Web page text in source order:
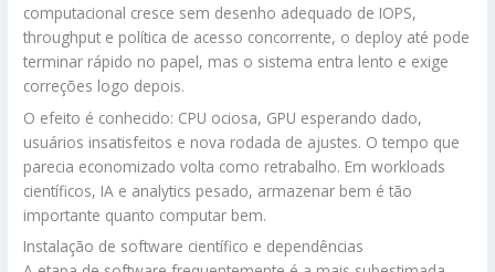
computacional cresce sem desenho adequado de IOPS,
throughput e política de acesso concorrente, o deploy até pode
terminar rápido no papel, mas o sistema entra lento e exige
correções logo depois.
O efeito é conhecido: CPU ociosa, GPU esperando dado,
usuários insatisfeitos e nova rodada de ajustes. O tempo que
parecia economizado volta como retrabalho. Em workloads
científicos, IA e analytics pesado, armazenar bem é tão
importante quanto computar bem.
Instalação de software científico e dependências